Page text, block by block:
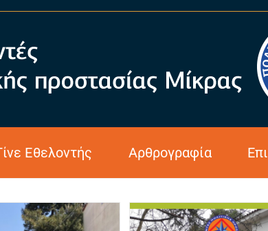
Εθελοντής Αρθρογραφία